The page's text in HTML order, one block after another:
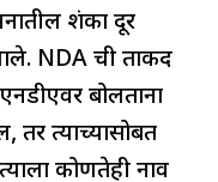
शंका दूर
NDA ची ताकद
बोलताना
तर त्याच्यासोबत
कोणतेही नाव